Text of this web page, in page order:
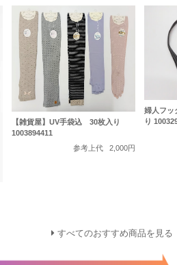
【雑貨屋】UV手袋込 30枚入り
1003894411
参考上代
2,000円
婦人フ
り
すべてのおすすめ商品を見る